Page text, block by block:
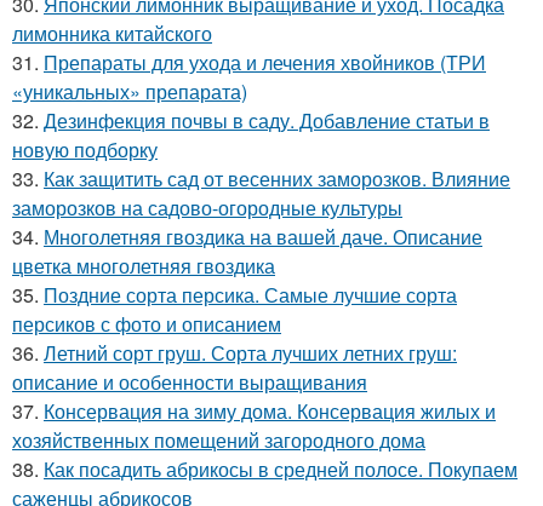
лимонника китайского
31. Препараты для ухода и лечения хвойников (ТРИ
«уникальных» препарата)
32. Дезинфекция почвы в саду. Добавление статьи в
новую подборку
33. Как защитить сад от весенних заморозков. Влияние
заморозков на садово-огородные культуры
34. Многолетняя гвоздика на вашей даче. Описание
цветка многолетняя гвоздика
35. Поздние сорта персика. Самые лучшие сорта
персиков с фото и описанием
36. Летний сорт груш. Сорта лучших летних груш:
описание и особенности выращивания
37. Консервация на зиму дома. Консервация жилых и
хозяйственных помещений загородного дома
38. Как посадить абрикосы в средней полосе. Покупаем
саженцы абрикосов